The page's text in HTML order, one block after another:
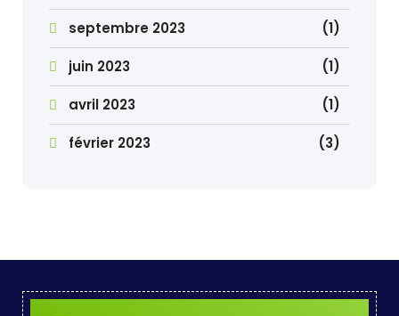
septembre 2023 (1)
juin 2023 (1)
avril 2023 (1)
février 2023 (3)